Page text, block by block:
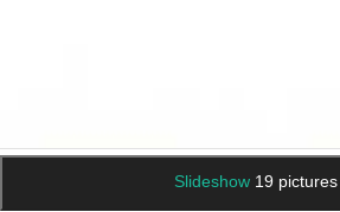
Slideshow 19 pictures